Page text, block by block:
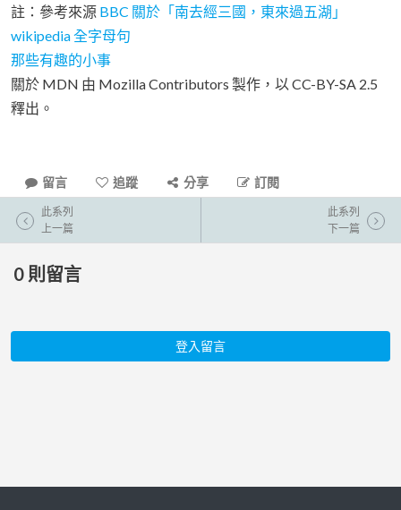
註：參考來源 BBC 關於「南去經三國，東來過五湖」
wikipedia 全字母句
那些有趣的小事
關於 MDN 由 Mozilla Contributors 製作，以 CC-BY-SA 2.5
釋出。
留言 追蹤 分享 訂閱
此系列
上一篇
此系列
下一篇
0 則留言
登入留言